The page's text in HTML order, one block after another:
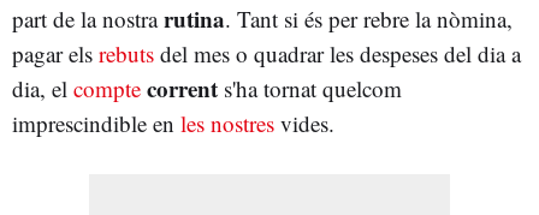
part de la nostrarutina. Tant si és per rebre la nòmina,
pagar els rebuts del mes o quadrar les despeses del dia a
dia, el compte corrent s'ha tornat quelcom
imprescindible en les nostres vides.